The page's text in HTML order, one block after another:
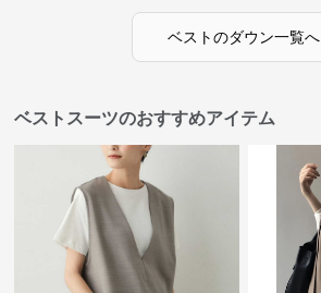
ベストのダウン一覧へ
ベストスーツのおすすめアイテム